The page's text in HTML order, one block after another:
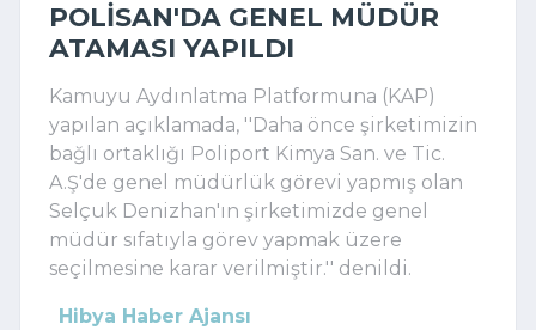
POLISAN'DA GENEL MÜDÜR
ATAMASI YAPILDI
Kamuyu Aydınlatma Platformuna (KAP)
yapılan açıklamada, ''Daha önce şirketimizin
bağlı ortaklığı Poliport Kimya San. ve Tic.
A.Ş'de genel müdürlük görevi yapmış olan
Selçuk Denizhan'ın şirketimizde genel
müdür sıfatıyla görev yapmak üzere
seçilmesine karar verilmiştir.'' denildi.
Hibya Haber Ajansı